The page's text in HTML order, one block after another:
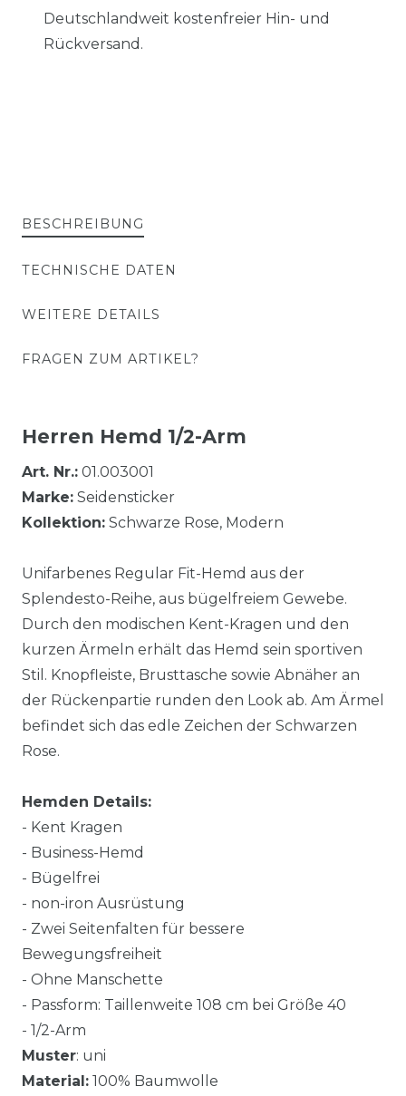
Deutschlandweit kostenfreier Hin- und
Rückversand.
BESCHREIBUNG
TECHNISCHE DATEN
WEITERE DETAILS
FRAGEN ZUM ARTIKEL?
Herren Hemd 1/2-Arm
Art. Nr.: 01.003001
Marke: Seidensticker
Kollektion: Schwarze Rose, Modern
Unifarbenes Regular Fit-Hemd aus der
Splendesto-Reihe, aus bügelfreiem Gewebe.
Durch den modischen Kent-Kragen und den
kurzen Ärmeln erhält das Hemd sein sportiven
Stil. Knopfleiste, Brusttasche sowie Abnäher an
der Rückenpartie runden den Look ab. Am Ärmel
befindet sich das edle Zeichen der Schwarzen
Rose.
Hemden Details:
- Kent Kragen
- Business-Hemd
- Bügelfrei
- non-iron Ausrüstung
- Zwei Seitenfalten für bessere
Bewegungsfreiheit
- Ohne Manschette
- Passform: Taillenweite 108 cm bei Größe 40
- 1/2-Arm
Muster: uni
Material: 100% Baumwolle